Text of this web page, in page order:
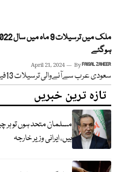
ہوگئے
April 21, 2024 ByFAISAL ZAHEER
سعودی عرب سےآنےوالی ترسیلات 13فیصدکم ہوکر5ارب ڈالر ہو گئی
تازہ ترین خبریں
مسلمان متحد ہوں تو ہر
ہیں، ایرانی وزیر خارجہ